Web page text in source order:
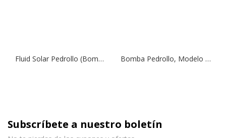
Fluid Solar Pedrollo (Bomba Solar de Pozo Profundo) 4/8 | 1500 W | 1″ Bomba Pedrollo, Modelo UPm 2/3 | 0,75 HP | 230 V | 5,4 Amp | 1 ¼” | (3 Etapas)
Subscríbete a nuestro boletín